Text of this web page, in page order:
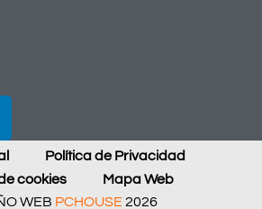
Política de Privacidad
cookies
Mapa Web
WEB PCHOUSE 2026